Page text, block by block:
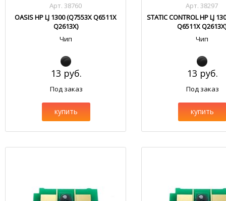
Арт. 38760
OASIS HP LJ 1300 (Q7553X Q6511X
Q2613X)
Чип
13 руб.
Под заказ
купить
Арт. 38297
STATIC CONTROL HP LJ
Q6511X
Чип
13 руб.
Под заказ
купить